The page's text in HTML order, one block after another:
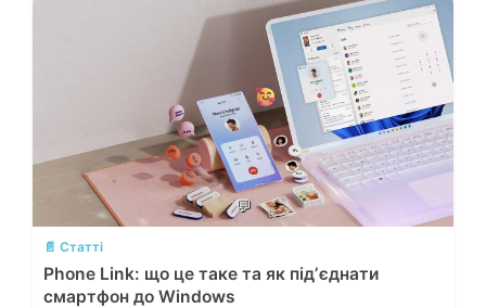
💬
📄 Статті
Phone Link: що це таке та як підʼєднати
смартфон до Windows